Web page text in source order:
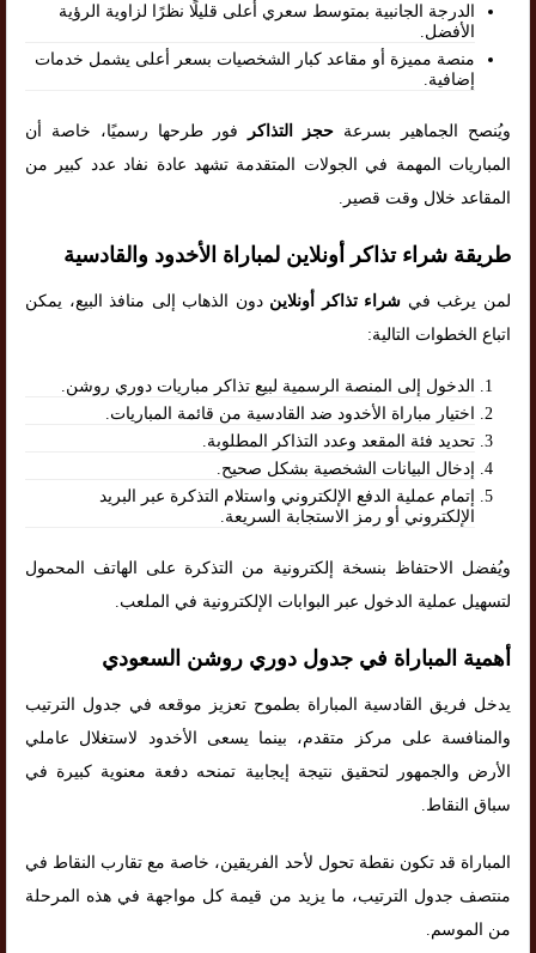
الدرجة الجانبية بمتوسط سعري أعلى قليلًا نظرًا لزاوية الرؤية
الأفضل.
منصة مميزة أو مقاعد كبار الشخصيات بسعر أعلى يشمل خدمات
إضافية.
ويُنصح الجماهير بسرعة حجز التذاكر
فور طرحها رسميًا، خاصة أن
المباريات المهمة في الجولات المتقدمة تشهد عادة نفاد عدد كبير من
المقاعد خلال وقت قصير.
طريقة شراء تذاكر أونلاين لمباراة الأخدود والقادسية
لمن يرغب في شراء تذاكر أونلاين دون الذهاب إلى منافذ البيع، يمكن
اتباع الخطوات التالية:
الدخول إلى المنصة الرسمية لبيع تذاكر مباريات دوري روشن.
اختيار مباراة الأخدود ضد القادسية من قائمة المباريات.
تحديد فئة المقعد وعدد التذاكر المطلوبة.
إدخال البيانات الشخصية بشكل صحيح.
إتمام عملية الدفع الإلكتروني واستلام التذكرة عبر البريد
الإلكتروني أو رمز الاستجابة السريعة.
ويُفضل الاحتفاظ بنسخة إلكترونية من التذكرة على الهاتف المحمول
لتسهيل عملية الدخول عبر البوابات الإلكترونية في الملعب.
أهمية المباراة في جدول دوري روشن السعودي
يدخل فريق القادسية المباراة بطموح تعزيز موقعه في جدول الترتيب
والمنافسة على مركز متقدم، بينما يسعى الأخدود لاستغلال عاملي
الأرض والجمهور لتحقيق نتيجة إيجابية تمنحه دفعة معنوية كبيرة في
سباق النقاط.
المباراة قد تكون نقطة تحول لأحد الفريقين، خاصة مع تقارب النقاط في
منتصف جدول الترتيب، ما يزيد من قيمة كل مواجهة في هذه المرحلة
من الموسم.